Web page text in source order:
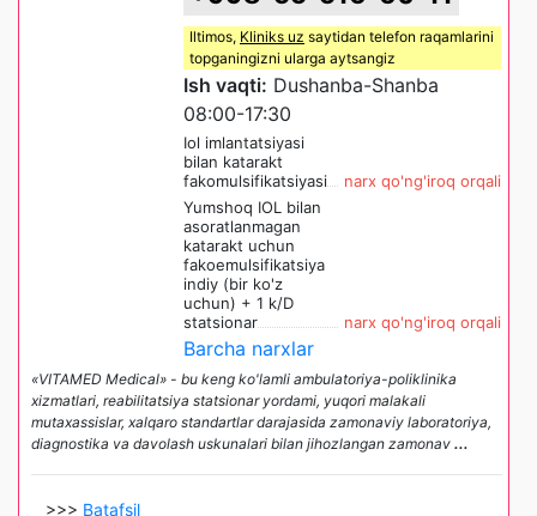
Iltimos, Kliniks uz saytidan telefon raqamlarini
topganingizni ularga aytsangiz
Ish vaqti: Dushanba-Shanba
08:00-17:30
Iol imlantatsiyasi
bilan katarakt
fakomulsifikatsiyasi
narx qo'ng'iroq orqali
Yumshoq IOL bilan
asoratlanmagan
katarakt uchun
fakoemulsifikatsiya
indiy (bir ko'z
uchun) + 1 k/D
statsionar
narx qo'ng'iroq orqali
Barcha narxlar
«VITAMED Medical» - bu keng ko'lamli ambulatoriya-poliklinika
xizmatlari, reabilitatsiya statsionar yordami, yuqori malakali
mutaxassislar, xalqaro standartlar darajasida zamonaviy laboratoriya,
diagnostika va davolash uskunalari bilan jihozlangan zamonav ...
>>> Batafsil